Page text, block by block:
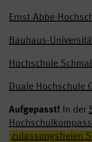
Ernst-Abbe-
Bauhaus-
Hochschule
Duale Hochschule
Aufgepasst! In der
Hochschulkompass
zulassungsfreien